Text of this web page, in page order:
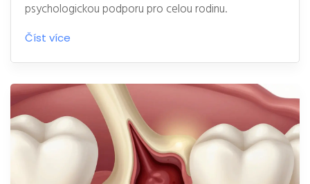
psychologickou podporu pro celou rodinu.
Číst více